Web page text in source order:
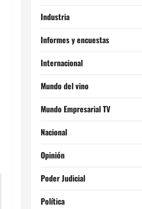
Industria
Informes y encuestas
Internacional
Mundo del vino
Mundo Empresarial TV
Nacional
Opinión
Poder Judicial
Política